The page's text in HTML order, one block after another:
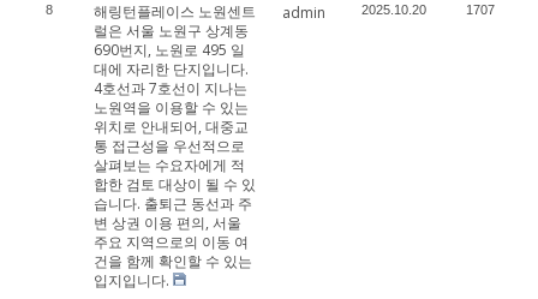
8
해링턴플레이스 노원센트
럴은 서울 노원구 상계동
690번지, 노원로 495 일
대에 자리한 단지입니다.
4호선과 7호선이 지나는
노원역을 이용할 수 있는
위치로 안내되어, 대중교
통 접근성을 우선적으로
살펴보는 수요자에게 적
합한 검토 대상이 될 수 있
습니다. 출퇴근 동선과 주
변 상권 이용 편의, 서울
주요 지역으로의 이동 여
건을 함께 확인할 수 있는
입지입니다.
admin 2025.10.20 1707